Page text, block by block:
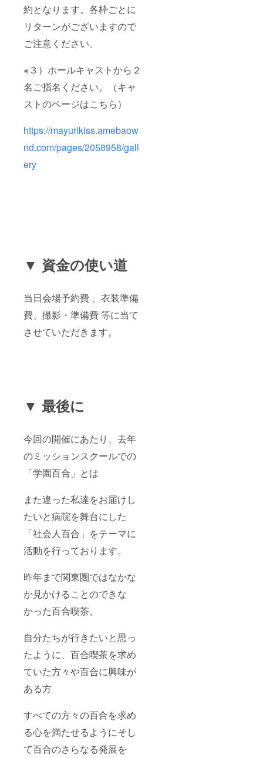
約となります。各枠ごとに
リターンがございますので
ご注意ください。
※３）ホールキャストから２
名ご指名ください。（キャ
ストのページはこちら）
https://mayurikiss.amebaow
nd.com/pages/2058958/gall
ery
▼ 資金の使い道
当日会場予約費 、衣装準備
費、撮影・準備費 等に当て
させていただきます。
▼ 最後に
今回の開催にあたり、去年
のミッションスクールでの
「学園百合」とは
また違った私達をお届けし
たいと病院を舞台にした
「社会人百合」をテーマに
活動を行っております。
昨年まで関東圏ではなかな
か見かけることのできな
かった百合喫茶。
自分たちが行きたいと思っ
たように、百合喫茶を求め
ていた方々や百合に興味が
ある方
すべての方々の百合を求め
る心を満たせるようにそし
て百合のさらなる発展を